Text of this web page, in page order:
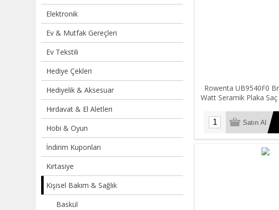
Elektronik
Ev & Mutfak Gereçleri
Ev Tekstili
Hediye Çekleri
Hediyelik & Aksesuar
Hırdavat & El Aletleri
Hobi & Oyun
İndirim Kuponları
Kırtasiye
Kişisel Bakım & Sağlık
Baskül
Rowenta UB9540F0
Watt Seramik Plaka Saç